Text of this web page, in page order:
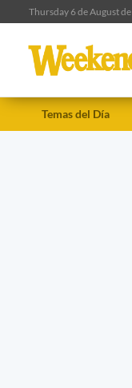
Thursday 6 de August
Temas del Día